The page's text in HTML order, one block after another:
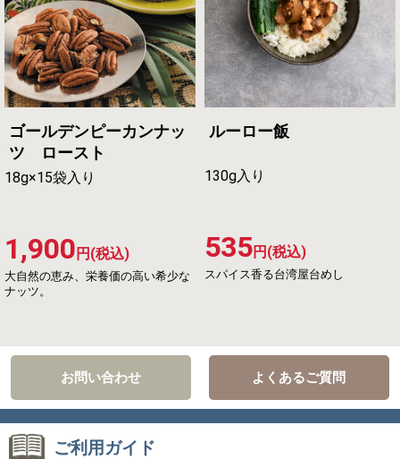
ゴールデンピーカンナッ
ツ ロースト
18g×15袋入り
大自然の恵み、栄養価の高い希少な
ナッツ。
1,900 円(税込)
ルーロー飯
130g入り
スパイス香る台湾屋台めし
535円(税込)
お問い合わせ よくあるご質問
ご利用ガイド